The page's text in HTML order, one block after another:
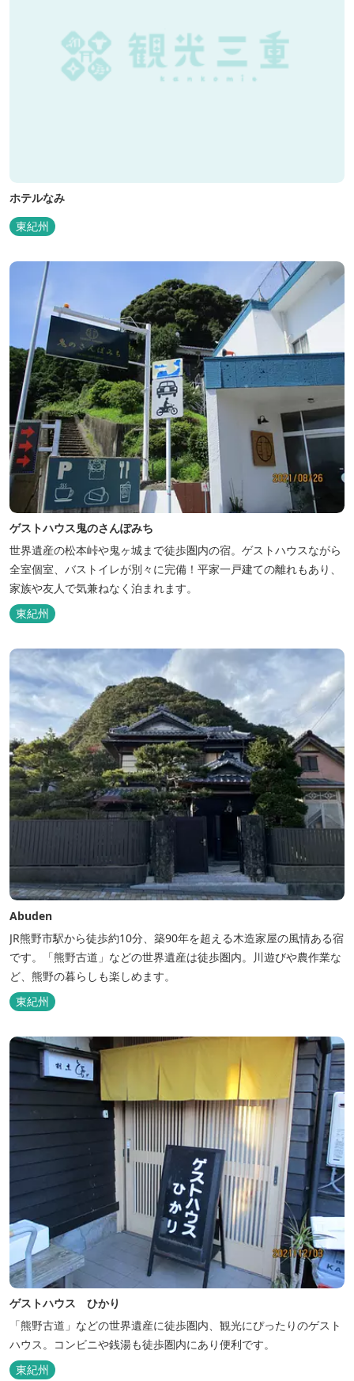
ホテルなみ
東紀州
ゲストハウス鬼のさんぽみち
世界遺産の松本峠や鬼ヶ城まで徒歩圏内の宿。ゲストハウスながら
全室個室、バストイレが別々に完備！平家一戸建ての離れもあり、
家族や友人で気兼ねなく泊まれます。
東紀州
Abuden
JR熊野市駅から徒歩約10分、築90年を超える木造家屋の風情ある宿
です。「熊野古道」などの世界遺産は徒歩圏内。川遊びや農作業な
ど、熊野の暮らしも楽しめます。
東紀州
ゲストハウス ひかり
「熊野古道」などの世界遺産に徒歩圏内、観光にぴったりのゲスト
ハウス。コンビニや銭湯も徒歩圏内にあり便利です。
東紀州